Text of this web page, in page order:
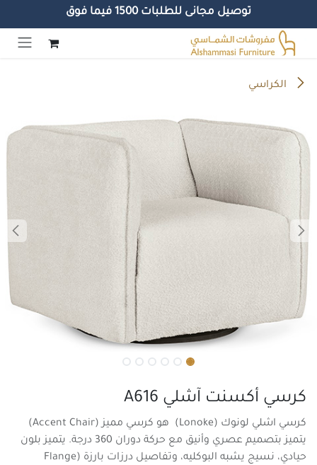
توصيل مجانى للطلبات 1500 فيما فوق
تخطي للذهاب إلى المحتوى
الكراسي
كرسي أكسنت آشلي A616
كرسي اشلي لونوك (Lonoke) هو كرسي مميز (Accent Chair)
يتميز بتصميم عصري وأنيق مع حركة دوران 360 درجة. يتميز بلون
حيادي، نسيج يشبه البوكليه، وتفاصيل درزات بارزة (Flange